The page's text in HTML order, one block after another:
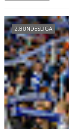
2.BUNDESLIGA